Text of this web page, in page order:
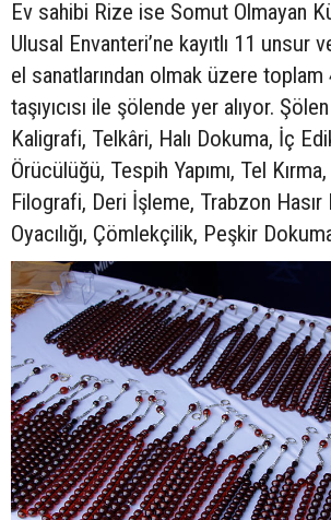
Ev sahibi Rize ise Somut Olmayan
Ulusal Envanteri’ne kayıtlı 11 unsur
el sanatlarından olmak üzere toplam
taşıyıcısı ile şölende yer alıyor.
Kaligrafi, Telkâri, Halı Dokuma, İç
Örücülüğü, Tespih Yapımı, Tel
Filografi, Deri İşleme, Trabzon
Oyacılığı, Çömlekçilik, Peşkir